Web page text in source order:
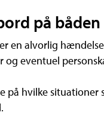
på båden
en alvorlig
og eventuel
på hvilke